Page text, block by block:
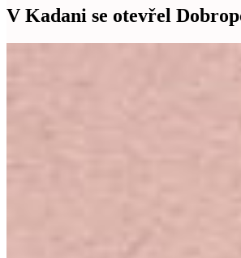
V Kadani se otevřel